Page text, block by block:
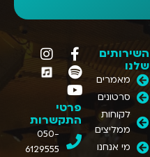
השירותים
שלנו
מאמרים
סרטונים
לקוחות
ממליצים
מי אנחנו
פרטי
התקשרות
050-
6129555